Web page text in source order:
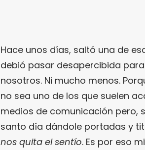
Hace unos días, saltó una de
debió pasar desapercibida
nosotros. Ni mucho menos.
no sea uno de los que suelen
medios de comunicación pero,
santo día dándole portadas y
nos quita el sentío. Es por eso